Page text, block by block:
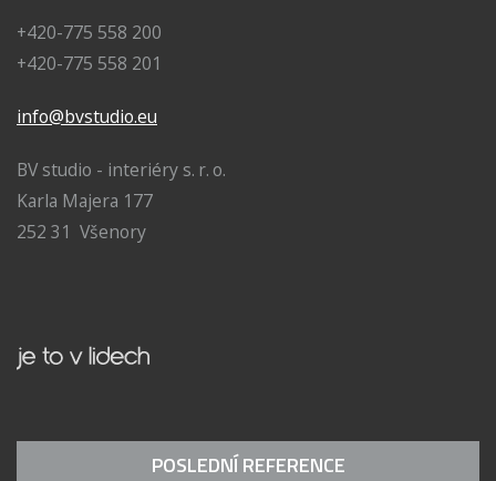
+420-775 558 200
+420-775 558 201
info@bvstudio.eu
BV studio - interiéry s. r. o.
Karla Majera 177
252 31 Všenory
POSLEDNÍ REFERENCE